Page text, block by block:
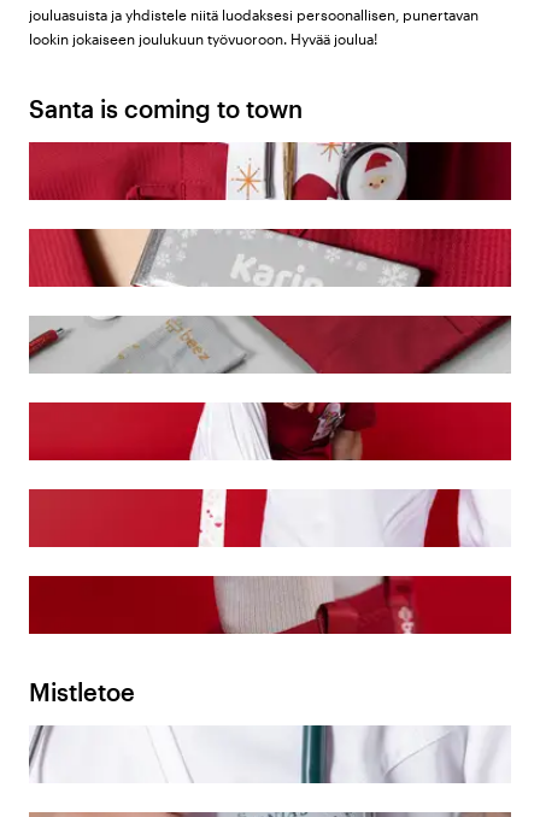
jouluasuista ja yhdistele niitä luodaksesi persoonallisen, punertavan
lookin jokaiseen joulukuun työvuoroon. Hyvää joulua!
Santa is coming to town
Mistletoe